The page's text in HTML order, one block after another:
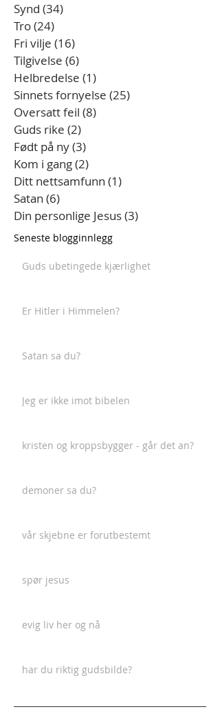
Seneste blogginnlegg
Synd (34)
Tro(24)
Fri vilje (16)
Tilgivelse (6)
Helbredelse (1)
Sinnets fornyelse (25)
Oversatt feil (8)
Guds rike (2)
Født på ny(3)
Kom i gang(2)
Ditt nettsamfunn (1)
Satan (6)
Din personlige Jesus(3)
Guds ubetingede kjærlighet
Er Hitler i Himmelen?
Satan sa du?
Jeg er ikke imot bibelen
kristen og kroppsbygger - går det an?
demoner sa du?
vår skjebne er forutbestemt
spør jesus
evig liv her og nå
har du riktig gudsbilde?